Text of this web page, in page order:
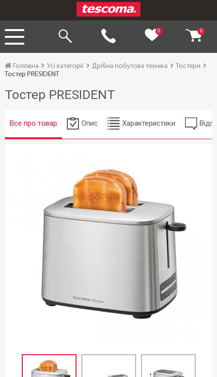
0 0
Головна Усі категорії Дрібна побутова техніка
Тостери
Тостер PRESIDENT
Тостер PRESIDENT
Все про товар Опис Характеристики